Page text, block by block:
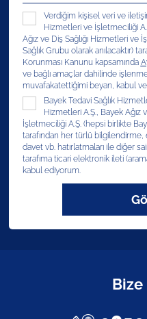
Verdiğim kişisel veri ve
Hizmetleri ve İşletmeciliği
Ağız ve Diş Sağlığı Hizmetleri ve
Sağlık Grubu olarak anılacaktır)
Korunması Kanunu kapsamında
ve bağlı amaçlar dahilinde
muvafakatettiğimi beyan, kabul
Bayek Tedavi Sağlık
Hizmetleri A.Ş., Bayek Ağız
İşletmeciliği A.Ş. (hepsi birlikte
tarafından her türlü bilgilendirme,
davet vb. hatırlatmaları ile diğer
tarafıma ticari elektronik ileti
kabul ediyorum.
Bize